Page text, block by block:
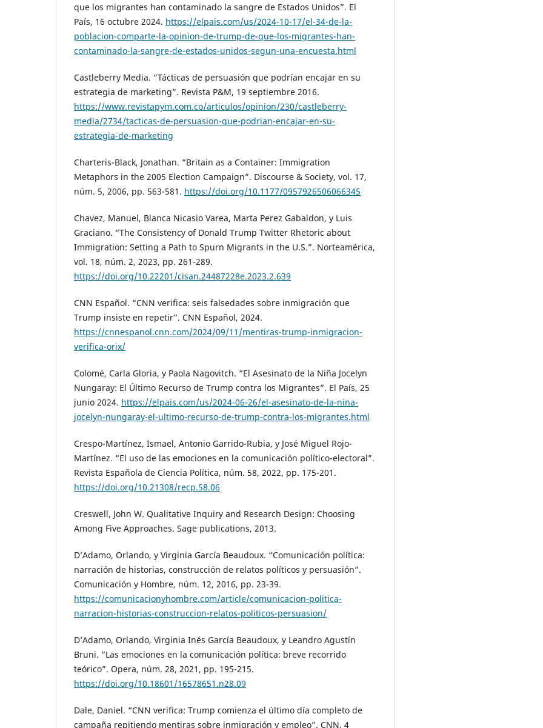
que los migrantes han contaminado la sangre de Estados Unidos”. El
País, 16 octubre 2024. https://elpais.com/us/2024-10-17/el-34-de-la-
poblacion-comparte-la-opinion-de-trump-de-que-los-migrantes-han-
contaminado-la-sangre-de-estados-unidos-segun-una-encuesta.html
Castleberry Media. “Tácticas de persuasión que podrían encajar en su
estrategia de marketing”. Revista P&M, 19 septiembre 2016.
https://www.revistapym.com.co/articulos/opinion/230/castleberry-
media/2734/tacticas-de-persuasion-que-podrian-encajar-en-su-
estrategia-de-marketing
Charteris-Black, Jonathan. “Britain as a Container: Immigration
Metaphors in the 2005 Election Campaign”. Discourse & Society, vol. 17,
núm. 5, 2006, pp. 563-581. https://doi.org/10.1177/0957926506066345
Chavez, Manuel, Blanca Nicasio Varea, Marta Perez Gabaldon, y Luis
Graciano. “The Consistency of Donald Trump Twitter Rhetoric about
Immigration: Setting a Path to Spurn Migrants in the U.S.”. Norteamérica,
vol. 18, núm. 2, 2023, pp. 261-289.
https://doi.org/10.22201/cisan.24487228e.2023.2.639
CNN Español. “CNN verifica: seis falsedades sobre inmigración que
Trump insiste en repetir”. CNN Español, 2024.
https://cnnespanol.cnn.com/2024/09/11/mentiras-trump-inmigracion-
verifica-orix/
Colomé, Carla Gloria, y Paola Nagovitch. “El Asesinato de la Niña Jocelyn
Nungaray: El Último Recurso de Trump contra los Migrantes”. El País, 25
junio 2024. https://elpais.com/us/2024-06-26/el-asesinato-de-la-nina-
jocelyn-nungaray-el-ultimo-recurso-de-trump-contra-los-migrantes.html
Crespo-Martínez, Ismael, Antonio Garrido-Rubia, y José Miguel Rojo-
Martínez. “El uso de las emociones en la comunicación político-electoral”.
Revista Española de Ciencia Política, núm. 58, 2022, pp. 175-201.
https://doi.org/10.21308/recp.58.06
Creswell, John W. Qualitative Inquiry and Research Design: Choosing
Among Five Approaches. Sage publications, 2013.
D’Adamo, Orlando, y Virginia García Beaudoux. “Comunicación política:
narración de historias, construcción de relatos políticos y persuasión”.
Comunicación y Hombre, núm. 12, 2016, pp. 23-39.
https://comunicacionyhombre.com/article/comunicacion-politica-
narracion-historias-construccion-relatos-politicos-persuasion/
D’Adamo, Orlando, Virginia Inés García Beaudoux, y Leandro Agustín
Bruni. “Las emociones en la comunicación política: breve recorrido
teórico”. Opera, núm. 28, 2021, pp. 195-215.
https://doi.org/10.18601/16578651.n28.09
Dale, Daniel. “CNN verifica: Trump comienza el último día completo de
campaña repitiendo mentiras sobre inmigración y empleo”. CNN, 4